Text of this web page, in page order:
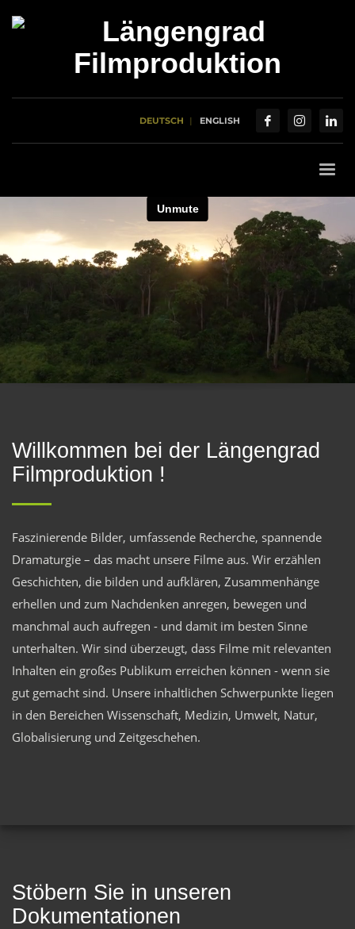
DEUTSCH ENGLISH
Willkommen bei der Längengrad
Filmproduktion !
Faszinierende Bilder, umfassende Recherche, spannende
Dramaturgie – das macht unsere Filme aus. Wir erzählen
Geschichten, die bilden und aufklären, Zusammenhänge
erhellen und zum Nachdenken anregen, bewegen und
manchmal auch aufregen - und damit im besten Sinne
unterhalten. Wir sind überzeugt, dass Filme mit relevanten
Inhalten ein großes Publikum erreichen können - wenn sie
gut gemacht sind. Unsere inhaltlichen Schwerpunkte liegen
in den Bereichen Wissenschaft, Medizin, Umwelt, Natur,
Globalisierung und Zeitgeschehen.
Stöbern Sie in unseren
Dokumentationen